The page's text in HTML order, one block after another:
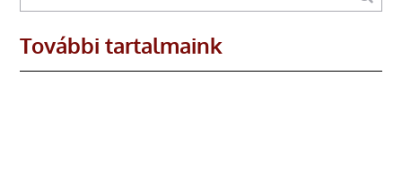
További tartalmaink